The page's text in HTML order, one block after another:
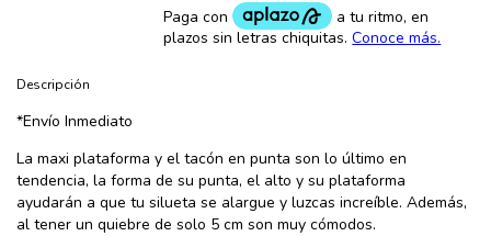
Descripción
*Envío Inmediato
La maxi plataforma y el tacón en punta son lo último en
tendencia, la forma de su punta, el alto y su plataforma
ayudarán a que tu silueta se alargue y luzcas increíble. Además,
al tener un quiebre de solo 5 cm son muy cómodos.